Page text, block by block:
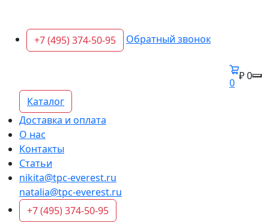
+7 (495) 374-50-95 Обратный звонок
0
₽ 0
Каталог
Доставка и оплата
О нас
Контакты
Статьи
nikita@tpc-everest.ru
natalia@tpc-everest.ru
+7 (495) 374-50-95